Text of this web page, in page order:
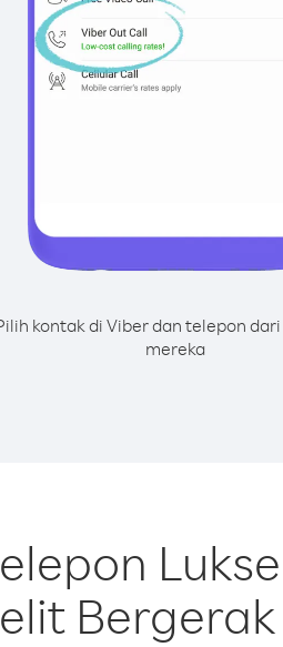
kontak di Viber dan telepon
mereka